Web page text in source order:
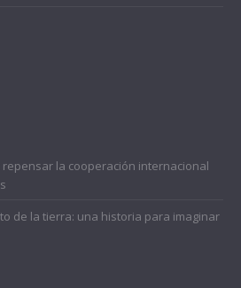
la cooperación internacional
de la tierra: una historia para imaginar